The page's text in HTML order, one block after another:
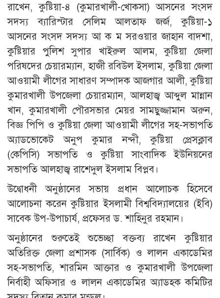
রাখেন, কুষ্টিয়া-৪ (কুমারখালী-খোকসা) আসনের সংসদ
সদস্য ব্যারিস্টার সেলিম আলতাফ জর্জ, কুষ্টিয়া-১
আসনের সংসদ সদস্য আ ক ম সরওয়ার জাহান বাদশা,
কুষ্টিয়ার পুলিশ সুপার খাইরুল আলম, কুষ্টিয়া জেলা
পরিষদের চেয়ারম্যান, হাজী রবিউল ইসলাম, কুষ্টিয়া জেলা
আওয়ামী লীগের সাধারণ সম্পাদক আজগার আলী, কুষ্টিয়া
কুমারখালী উপজেলা চেয়ারম্যান, আলহাজ্ব আব্দুল মান্নান
খান, কুমারখালী পৌরসভার মেয়র সামছুজ্জামান অরুন,
বিজ্ঞ পিপি ও কুষ্টিয়া জেলা আওয়ামী লীগের সহ-সভাপতি
অ্যাডভোকেট অনুপ কুমার নন্দী, কুষ্টিয়া প্রেসক্লাব
(কেপিসি) সভাপতি ও কুষ্টিয়া সাংবাদিক ইউনিয়নের
সভাপতি আলহাজ্ব রাশেদুল ইসলাম বিপ্লব।
উদ্বোধনী অনুষ্ঠানের সভায় প্রধান আলোচক হিসেবে
আলোচনা করেন কুষ্টিয়ার ইসলামী বিশ্ববিদ্যালয়ের (ইবি)
সাবেক উপ-উপাচার্য, প্রফেসর ড. শাহিনুর রহমান।
অনুষ্ঠানের শুরুতেই শুভেচ্ছা বক্তব্য রাখেন কুষ্টিয়ার
অতিরিক্ত জেলা প্রশাসক (সার্বিক) ও লালন একাডেমির
সহ-সভাপতি, শারমিন আক্তার ও কুমারখালী উপজেলা
নির্বাহী অফিসার ও লালন একাডেমির অ্যাডহক কমিটির